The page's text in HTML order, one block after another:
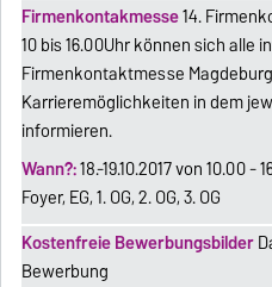
Firmenkontakmesse14.
10 bis 16.00Uhr können sich
Firmenkontaktmesse
Karrieremöglichkeiten in dem
informieren.
Wann?:18.-19.10.2017 von 10.00
Foyer, EG, 1. OG, 2. OG, 3. OG
Kostenfreie Bewerbungsbilder
Bewerbung